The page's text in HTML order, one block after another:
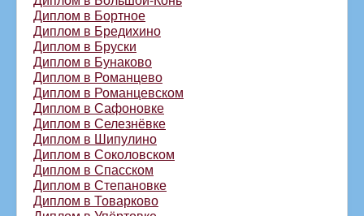
Диплом в Бортное
Диплом в Бредихино
Диплом в Бруски
Диплом в Бунаково
Диплом в Романцево
Диплом в Романцевском
Диплом в Сафоновке
Диплом в Селезнёвке
Диплом в Шипулино
Диплом в Соколовском
Диплом в Спасском
Диплом в Степановке
Диплом в Товарково